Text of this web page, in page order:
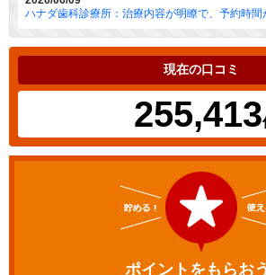
ハナダ歯科診療所：治療内容が明瞭で、予約時間
現在の口コミ
255,413
ポイントをもらお